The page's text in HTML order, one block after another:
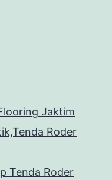
Jaktim
Roder
Tenda Roder